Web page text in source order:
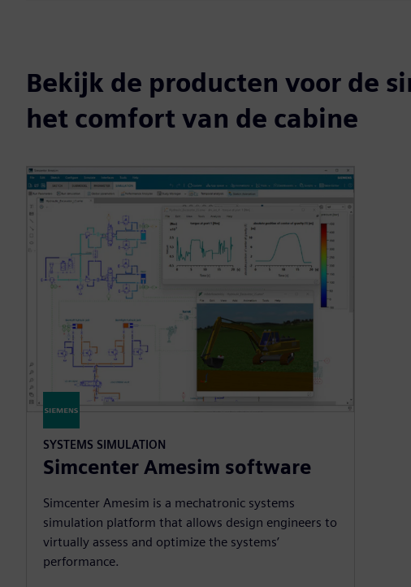
Bekijk de producten voor de
het comfort van de cabine
SYSTEMS SIMULATION
Simcenter Amesim software
Simcenter Amesim is a mechatronic systems
simulation platform that allows design engineers to
virtually assess and optimize the systems’
performance.